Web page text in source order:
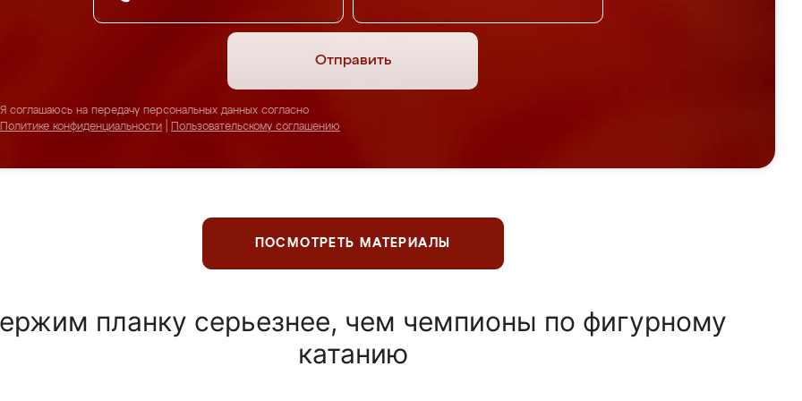
Отправить
Я соглашаюсь на передачу персональных данных согласно
Политике конфиденциальности
Пользовательскому соглашению
ПОСМОТРЕТЬ МАТЕРИАЛЫ
планку серьезнее, чем чемпионы по фигурному
катанию